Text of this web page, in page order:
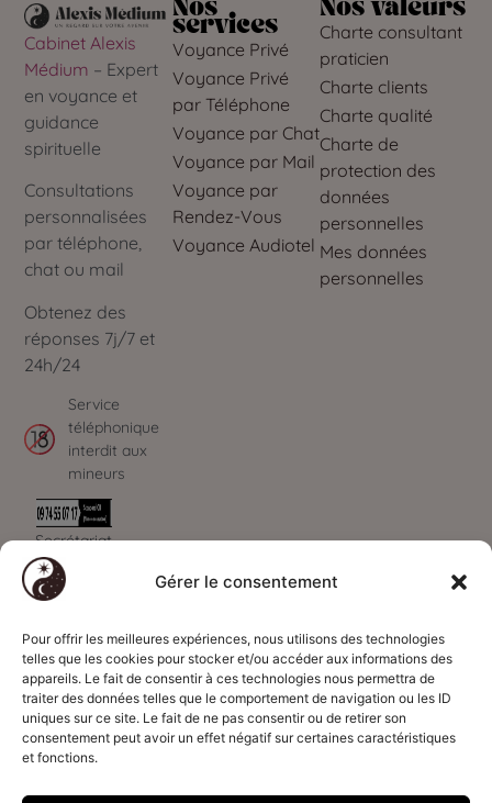
Gérer le consentement
Pour offrir les meilleures expériences, nous utilisons des technologies
telles que les cookies pour stocker et/ou accéder aux informations des
appareils. Le fait de consentir à ces technologies nous permettra de
traiter des données telles que le comportement de navigation ou les ID
uniques sur ce site. Le fait de ne pas consentir ou de retirer son
consentement peut avoir un effet négatif sur certaines caractéristiques
et fonctions.
Cabinet Alexis
Médium – Expert
en voyance et
guidance
spirituelle
Consultations
personnalisées
par téléphone,
chat ou mail
Obtenez des
réponses 7j/7 et
24h/24
Service
téléphonique
interdit aux
mineurs
Secrétariat
ouvert de 09h à
00h - 7J/7
Nos
services
Voyance Privé
Voyance Privé
par Téléphone
Voyance par Chat
Voyance par Mail
Voyance par
Rendez-Vous
Voyance Audiotel
Nos valeurs
Charte consultant
praticien
Charte clients
Charte qualité
Charte de
protection des
données
personnelles
Mes données
personnelles
sécurisés
par
CB
Code déontologie
Voyance
Code déontologie
Magnétisme
Code déontologie
Qui sommes-
nous ?
Présentation du
cabinet
Nous contacter